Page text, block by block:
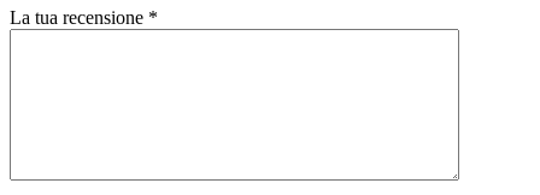
La tua recensione *